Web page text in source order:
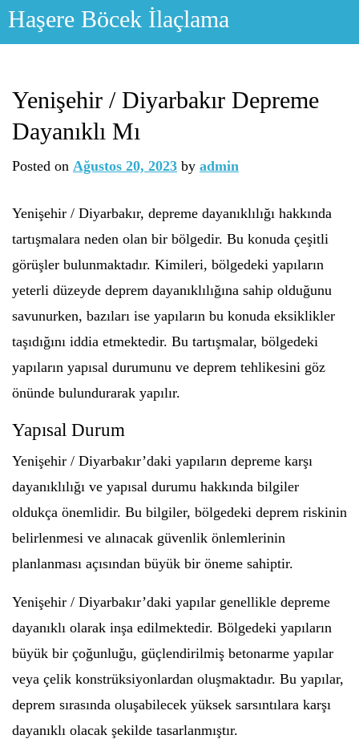
Skip
Haşere Böcek İlaçlama
Yenişehir / Diyarbakır Depreme
Dayanıklı Mı
Posted on Ağustos 20, 2023 by admin
Yenişehir / Diyarbakır, depreme dayanıklılığı hakkında
tartışmalara neden olan bir bölgedir. Bu konuda çeşitli
görüşler bulunmaktadır. Kimileri, bölgedeki yapıların
yeterli düzeyde deprem dayanıklılığına sahip olduğunu
savunurken, bazıları ise yapıların bu konuda eksiklikler
taşıdığını iddia etmektedir. Bu tartışmalar, bölgedeki
yapıların yapısal durumunu ve deprem tehlikesini göz
önünde bulundurarak yapılır.
Yapısal Durum
Yenişehir / Diyarbakır’daki yapıların depreme karşı
dayanıklılığı ve yapısal durumu hakkında bilgiler
oldukça önemlidir. Bu bilgiler, bölgedeki deprem riskinin
belirlenmesi ve alınacak güvenlik önlemlerinin
planlanması açısından büyük bir öneme sahiptir.
Yenişehir / Diyarbakır’daki yapılar genellikle depreme
dayanıklı olarak inşa edilmektedir. Bölgedeki yapıların
büyük bir çoğunluğu, güçlendirilmiş betonarme yapılar
veya çelik konstrüksiyonlardan oluşmaktadır. Bu yapılar,
deprem sırasında oluşabilecek yüksek sarsıntılara karşı
dayanıklı olacak şekilde tasarlanmıştır.